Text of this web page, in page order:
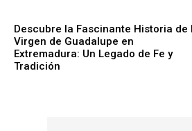
Descubre la Fascinante Historia de
Virgen de Guadalupe en
Extremadura: Un Legado de Fe y
Tradición